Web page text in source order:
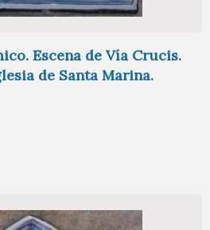
Escena de Vía Crucis.
de Santa Marina.